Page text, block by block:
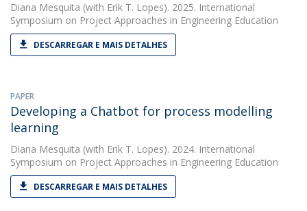
Diana Mesquita (with Erik T. Lopes). 2025. International
Symposium on Project Approaches in Engineering Education
DESCARREGAR E MAIS DETALHES
PAPER
Developing a Chatbot for process modelling
learning
Diana Mesquita (with Erik T. Lopes). 2024. International
Symposium on Project Approaches in Engineering Education
DESCARREGAR E MAIS DETALHES